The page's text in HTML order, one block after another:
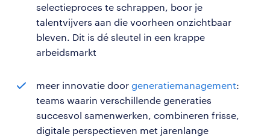
selectieproces te schrappen, boor je
talentvijvers aan die voorheen onzichtbaar
bleven. Dit is dé sleutel in een krappe
arbeidsmarkt
meer innovatie door generatiemanagement:
teams waarin verschillende generaties
succesvol samenwerken, combineren frisse,
digitale perspectieven met jarenlange